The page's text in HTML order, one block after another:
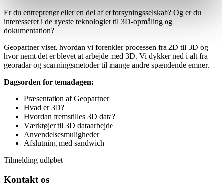
Er du entreprenør eller en del af et forsyningsselskab? Og er du
interesseret i de nyeste teknologier til 3D-opmåling og
dokumentation?
Geopartner viser, hvordan vi forenkler processen fra 2D til 3D og
hvor nemt det er blevet at arbejde med 3D. Vi dykker ned i alt fra
georadar og scanningsmetoder til mange andre spændende emner.
Dagsorden for temadagen:
Præsentation af Geopartner
Hvad er 3D?
Hvordan fremstilles 3D data?
Værktøjer til 3D dataarbejde
Anvendelsesmuligheder
Afslutning med sandwich
Tilmelding udløbet
Kontakt os